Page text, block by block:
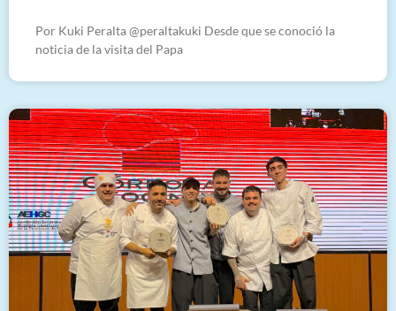
Por Kuki Peralta @peraltakuki Desde que se conoció la
noticia de la visita del Papa